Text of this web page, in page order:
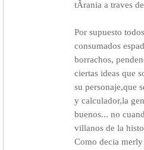
tÃ­rania a traves
Por supuesto
consumados
borrachos,
ciertas ideas que
su personaje,que
y calculador,la
buenos... no
villanos de la
Como decia merly